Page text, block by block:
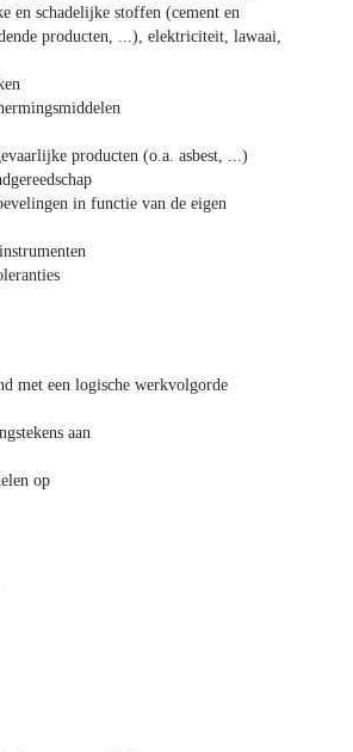
en schadelijke stoffen (cement en
producten, ...), elektriciteit, lawaai,
producten (o.a. asbest, ...)
in functie van de eigen
met een logische werkvolgorde
aan
op